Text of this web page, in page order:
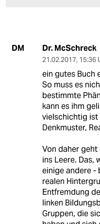
DM Dr. McSchreck
21.02.2017, 15:36
ein gutes Buch
So muss es
bestimmte
kann es ihm
vielschichtig ist
Denkmuster,
Von daher
ins Leere. Das,
einige andere -
realen
Entfremdung
linken
Gruppen, die